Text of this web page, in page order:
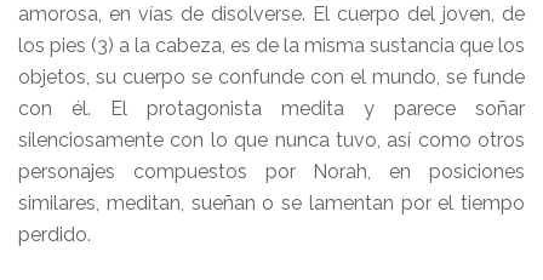
amorosa, en vías de disolverse. El cuerpo del joven, de
los pies (3) a la cabeza, es de la misma sustancia que los
objetos, su cuerpo se confunde con el mundo, se funde
con él. El protagonista medita y parece soñar
silenciosamente con lo que nunca tuvo, así como otros
personajes compuestos por Norah, en posiciones
similares, meditan, sueñan o se lamentan por el tiempo
perdido.